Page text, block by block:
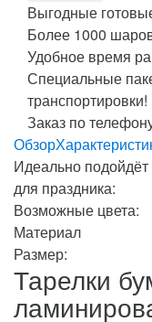
Выгодные
Более 1000
Удобное время
Специальные
транспортировки!
Заказ по
Обзор
Идеально подойдёт
для праздника:
Возможные цвета:
Материал
Размер:
Тарелки